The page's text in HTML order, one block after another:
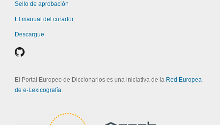
Sello de aprobación
El manual del curador
Descargue
El Portal Europeo de Diccionarios es una iniciativa de la Red Europea
de e-Lexicografía.